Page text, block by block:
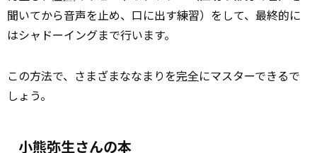
聞いてから音声を止め、口に出す練習）をして、最終的に
はシャドーイングまで行います。
この方法で、さまざまななまりを完全にマスターできるで
しょう。
小熊弥生さんの本